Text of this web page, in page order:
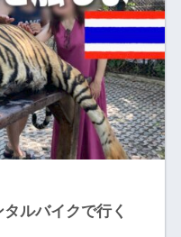
ルバイクで行く